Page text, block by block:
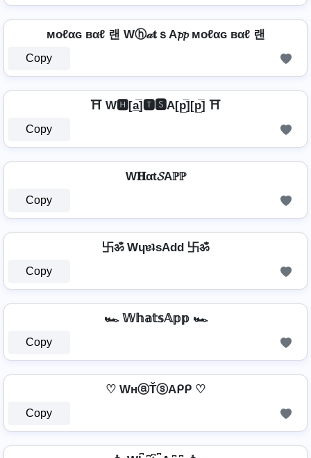
мoℓαɢ вαℓ 랜 Wⓗ𝒶𝐭ｓA𝓹𝓹 мoℓαɢ вαℓ 랜
Copy
⛩️ W🅷[a̲̅]🆃🆂A[p̲̅][p̲̅] ⛩️
Copy
W𝐇αt𝓢Aℙℙ
Copy
卐ॐ WɥɐʇsAdd 卐ॐ
Copy
🏎️ 𝕎𝕙𝕒𝕥𝕤𝔸𝕡𝕡 🏎️
Copy
♡ WнⓐŤⓢAᑭᑭ ♡
Copy